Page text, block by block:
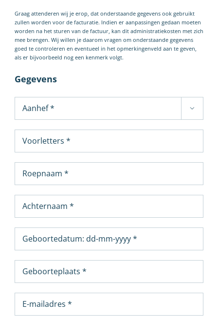
Graag attenderen wij je erop, dat onderstaande gegevens ook gebruikt
zullen worden voor de facturatie. Indien er aanpassingen gedaan moeten
worden na het sturen van de factuur, kan dit administratiekosten met zich
mee brengen. Wij willen je daarom vragen om onderstaande gegevens
goed te controleren en eventueel in het opmerkingenveld aan te geven,
als er bijvoorbeeld nog een kenmerk volgt.
Gegevens
